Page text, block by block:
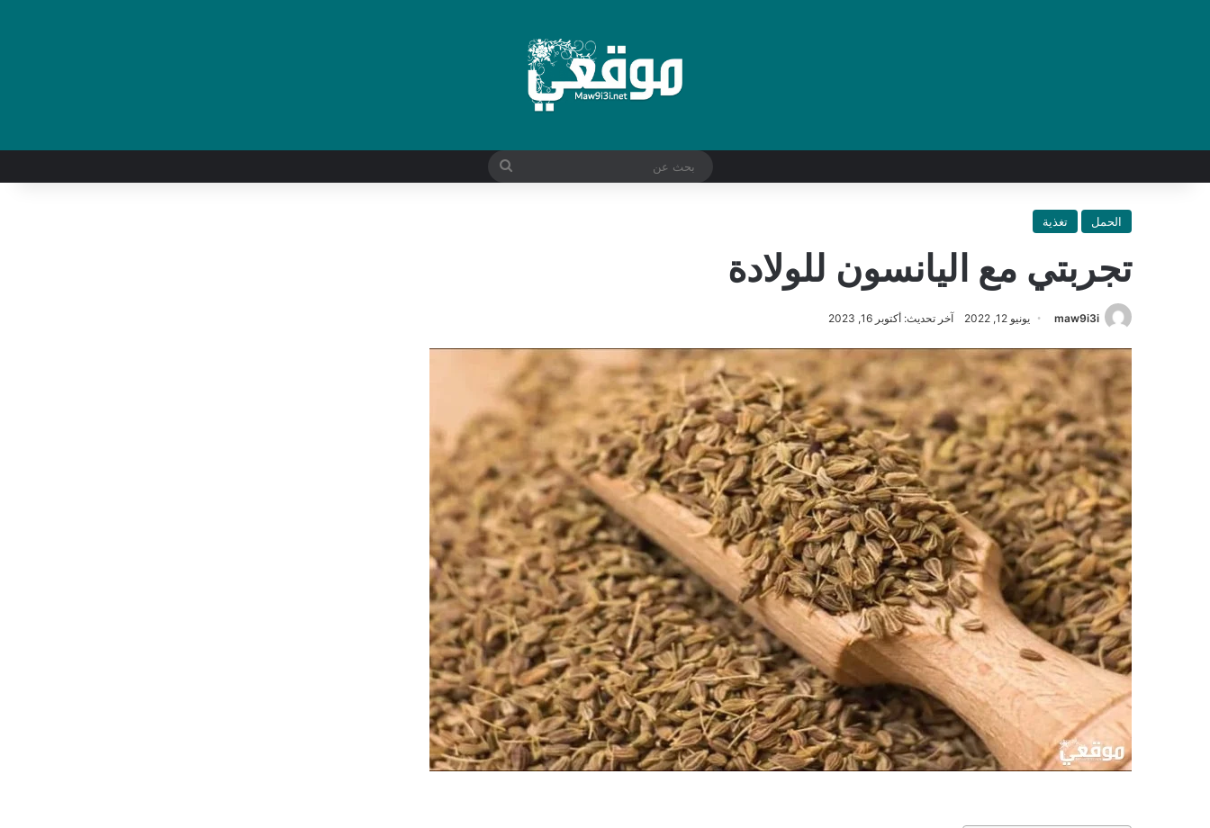
بحث
الحمل تغذية
تجربتي مع اليانسون للولادة
maw9i3i يونيو 12, 2022 آخر تحديث: أكتوبر 16, 2023